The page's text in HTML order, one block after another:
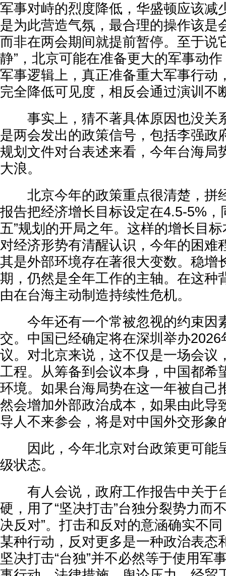
军事对峙的烈度降低，华盛顿应该减
是为此营造气氛，最合理的操作该是
而非在两会期间就提前暂停。至于说
静”，北京可能在准备更大的军事动
军事逻辑上，真正准备重大军事行动
完全降低可见度，相反会通过演训不
事实上，猜不著具体原因也没关
是两会发出的政策信号，包括李强政
规划文件对台表述来看，今年台海局
大浪。
北京今年的政策重点很清楚，拼
报告把经济增长目标设定在4.5-5%，
五”规划的开局之年。这样的增长目
对经济形势有清醒认识，今年的困难
其是外部环境存在著很大变数。稳增
期，仍然是全年工作的主轴。在这种
由在台海主动制造持续性危机。
今年还有一个常被忽视的约束因
交。中国已经确定将在深圳举办
议。对北京来说，这不仅是一场会议
工程。从筹备到会议本身，中国都希
环境。如果台海局势在这一年被自己
然会增加外部政治成本，如果由此导
导人不来参会，将是对中国外交形象
因此，今年北京对台政策更可能
级状态。
有人会说，政府工作报告中关于
硬，用了“坚决打击”台独分裂势力而
决反对”。打击和反对的意涵确实不
某种行动，反对更多是一种政治表态
坚决打击“台独”并不必然等于使用军